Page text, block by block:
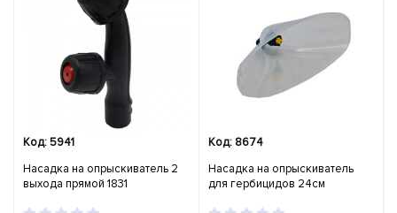
Код: 5941
Насадка на опрыскиватель 2
выхода прямой 1831
Код: 8674
Насадка на опрыскиватель
для гербицидов 24см